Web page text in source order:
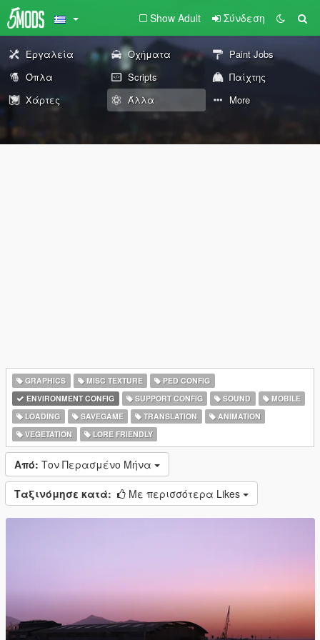
Show Adult Σύνδεση
Εργαλεία Οχήματα
Paint Jobs
Όπλα
Scripts
Παίχτης
Χάρτες
Άλλα More
GRAPHICS MISC TEXTURE
PED CONFIG
ENVIRONMENT CONFIG
SUPPORT CONFIG SOUND
MOBILE
LOADING
SAVEGAME TRANSLATION
ANIMATION
VEGETATION
LORE FRIENDLY
Από: Τον Περασμένο Μήνα
Ταξινόμησε κατά: Με περισσότερα Likes